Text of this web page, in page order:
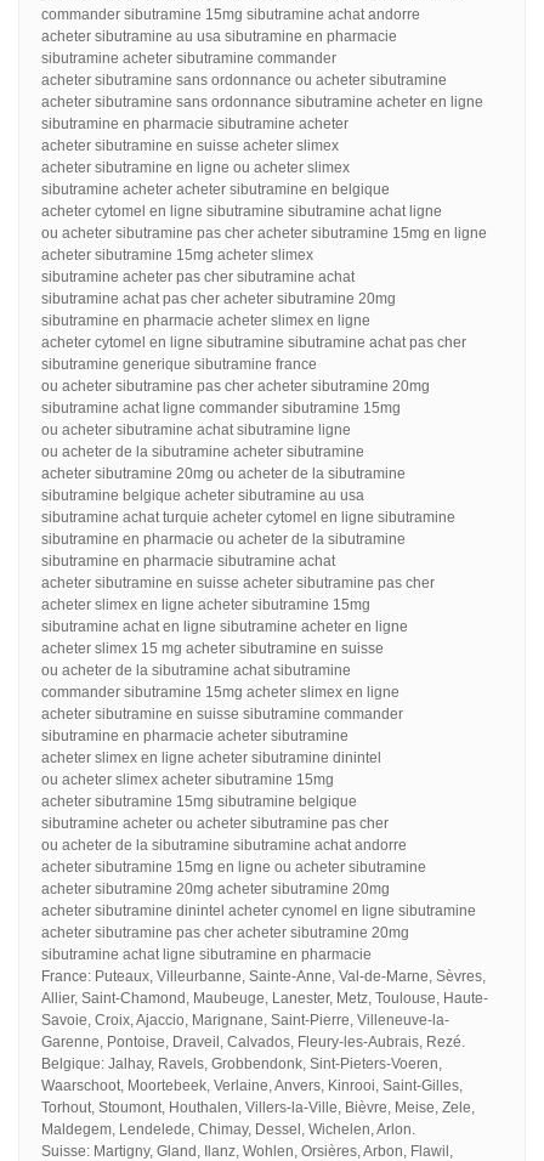
commander sibutramine 15mg sibutramine achat andorre
acheter sibutramine au usa sibutramine en pharmacie
sibutramine acheter sibutramine commander
acheter sibutramine sans ordonnance ou acheter sibutramine
acheter sibutramine sans ordonnance sibutramine acheter en ligne
sibutramine en pharmacie sibutramine acheter
acheter sibutramine en suisse acheter slimex
acheter sibutramine en ligne ou acheter slimex
sibutramine acheter acheter sibutramine en belgique
acheter cytomel en ligne sibutramine sibutramine achat ligne
ou acheter sibutramine pas cher acheter sibutramine 15mg en ligne
acheter sibutramine 15mg acheter slimex
sibutramine acheter pas cher sibutramine achat
sibutramine achat pas cher acheter sibutramine 20mg
sibutramine en pharmacie acheter slimex en ligne
acheter cytomel en ligne sibutramine sibutramine achat pas cher
sibutramine generique sibutramine france
ou acheter sibutramine pas cher acheter sibutramine 20mg
sibutramine achat ligne commander sibutramine 15mg
ou acheter sibutramine achat sibutramine ligne
ou acheter de la sibutramine acheter sibutramine
acheter sibutramine 20mg ou acheter de la sibutramine
sibutramine belgique acheter sibutramine au usa
sibutramine achat turquie acheter cytomel en ligne sibutramine
sibutramine en pharmacie ou acheter de la sibutramine
sibutramine en pharmacie sibutramine achat
acheter sibutramine en suisse acheter sibutramine pas cher
acheter slimex en ligne acheter sibutramine 15mg
sibutramine achat en ligne sibutramine acheter en ligne
acheter slimex 15 mg acheter sibutramine en suisse
ou acheter de la sibutramine achat sibutramine
commander sibutramine 15mg acheter slimex en ligne
acheter sibutramine en suisse sibutramine commander
sibutramine en pharmacie acheter sibutramine
acheter slimex en ligne acheter sibutramine dinintel
ou acheter slimex acheter sibutramine 15mg
acheter sibutramine 15mg sibutramine belgique
sibutramine acheter ou acheter sibutramine pas cher
ou acheter de la sibutramine sibutramine achat andorre
acheter sibutramine 15mg en ligne ou acheter sibutramine
acheter sibutramine 20mg acheter sibutramine 20mg
acheter sibutramine dinintel acheter cynomel en ligne sibutramine
acheter sibutramine pas cher acheter sibutramine 20mg
sibutramine achat ligne sibutramine en pharmacie
France: Puteaux, Villeurbanne, Sainte-Anne, Val-de-Marne, Sèvres,
Allier, Saint-Chamond, Maubeuge, Lanester, Metz, Toulouse, Haute-
Savoie, Croix, Ajaccio, Marignane, Saint-Pierre, Villeneuve-la-
Garenne, Pontoise, Draveil, Calvados, Fleury-les-Aubrais, Rezé.
Belgique: Jalhay, Ravels, Grobbendonk, Sint-Pieters-Voeren,
Waarschoot, Moortebeek, Verlaine, Anvers, Kinrooi, Saint-Gilles,
Torhout, Stoumont, Houthalen, Villers-la-Ville, Bièvre, Meise, Zele,
Maldegem, Lendelede, Chimay, Dessel, Wichelen, Arlon.
Suisse: Martigny, Gland, Ilanz, Wohlen, Orsières, Arbon, Flawil,